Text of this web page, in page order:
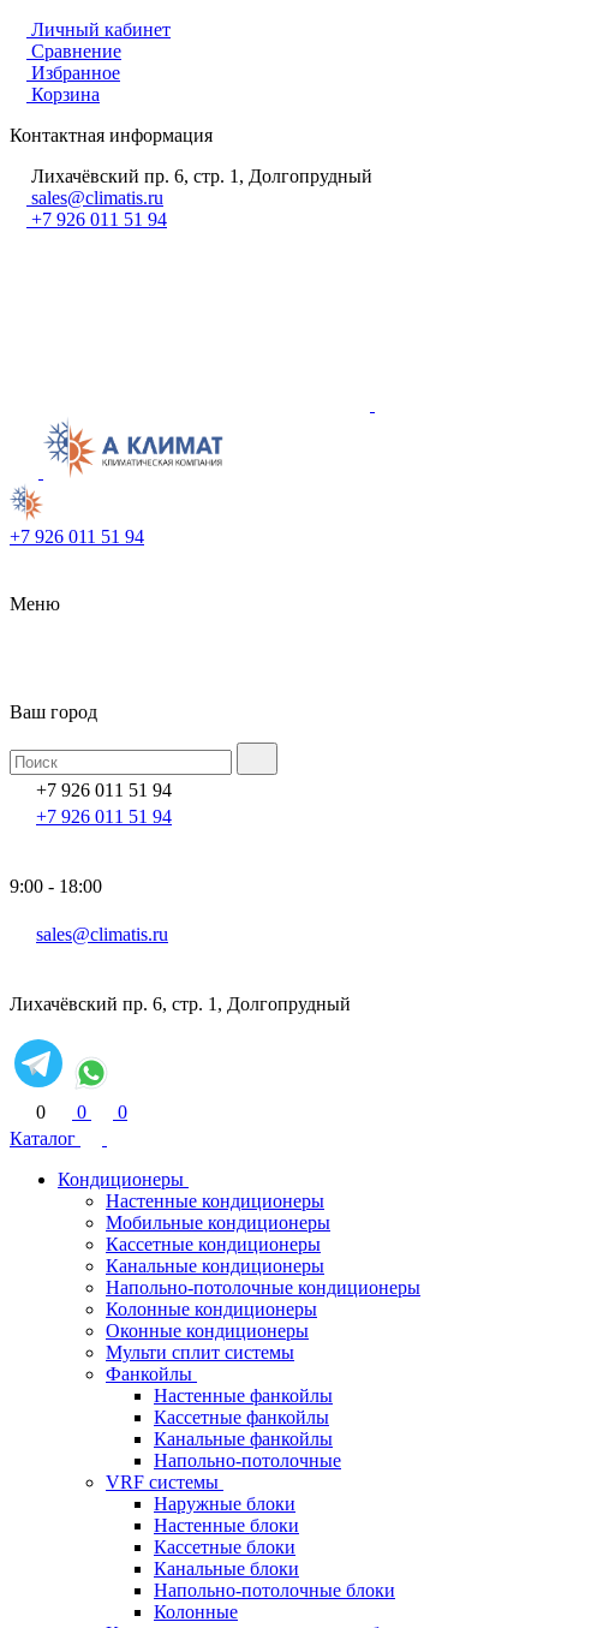
Личный кабинет
Сравнение
Избранное
Корзина
Контактная информация
Лихачёвский пр. 6, стр. 1, Долгопрудный
sales@climatis.ru
+7 926 011 51 94
+7 926 011 51 94
Меню
Ваш город
+7 926 011 51 94
+7 926 011 51 94
9:00 - 18:00
sales@climatis.ru
Лихачёвский пр. 6, стр. 1, Долгопрудный
0 0
0
Каталог
Кондиционеры
Настенные кондиционеры
Мобильные кондиционеры
Кассетные кондиционеры
Канальные кондиционеры
Напольно-потолочные кондиционеры
Колонные кондиционеры
Оконные кондиционеры
Мульти сплит системы
Фанкойлы
Настенные фанкойлы
Кассетные фанкойлы
Канальные фанкойлы
Напольно-потолочные
VRF системы
Наружные блоки
Настенные блоки
Кассетные блоки
Канальные блоки
Напольно-потолочные блоки
Колонные